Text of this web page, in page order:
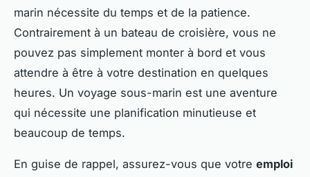
marin nécessite du temps et de la patience.
Contrairement à un bateau de croisière, vous ne
pouvez pas simplement monter à bord et vous
attendre à être à votre destination en quelques
heures. Un voyage sous-marin est une aventure
qui nécessite une planification minutieuse et
beaucoup de temps.
En guise de rappel, assurez-vous que votre emploi